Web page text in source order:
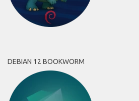
DEBIAN 12 BOOKWORM